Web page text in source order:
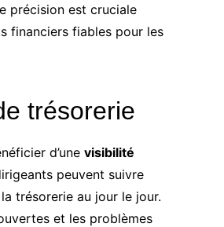
précision est cruciale
financiers fiables pour les
trésorerie
d’une visibilité
peuvent suivre
trésorerie au jour le jour.
et les problèmes